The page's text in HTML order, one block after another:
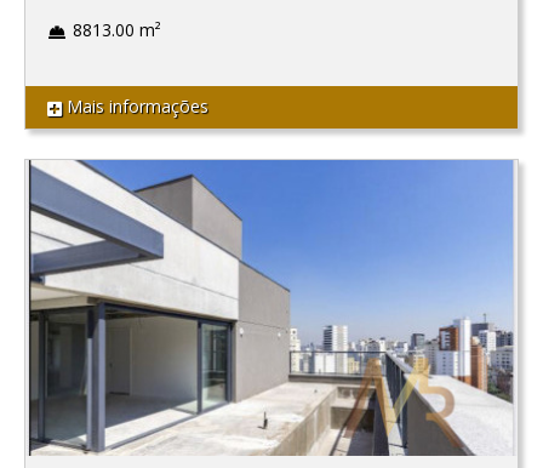
8813.00 m²
Mais informações